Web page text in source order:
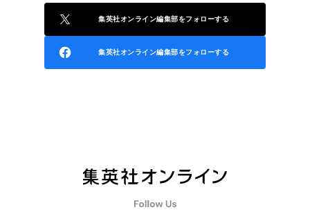
集英社オンライン編集部をフォローする
集英社オンライン編集部をフォローする